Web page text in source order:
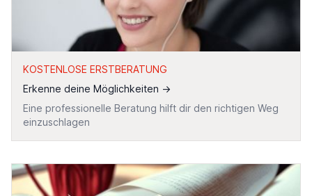
KOSTENLOSE ERSTBERATUNG
Erkenne deine Möglichkeiten →
Eine professionelle Beratung hilft dir den richtigen Weg
einzuschlagen